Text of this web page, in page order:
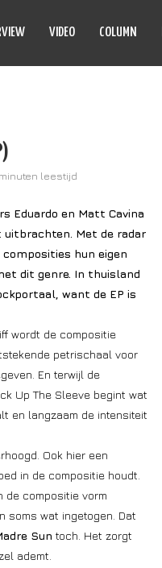
VIDEO COLUMN
leestijd
Eduardo en Matt Cavina
uitbrachten. Met de radar
composities hun eigen
dit genre. In thuisland
want de EP is
wordt de compositie
petrischaal voor
En terwijl de
Up The Sleeve begint wat
en langzaam de intensiteit
Ook hier een
in de compositie houdt.
de compositie vorm
soms wat ingetogen. Dat
Sun toch. Het zorgt
ademt.